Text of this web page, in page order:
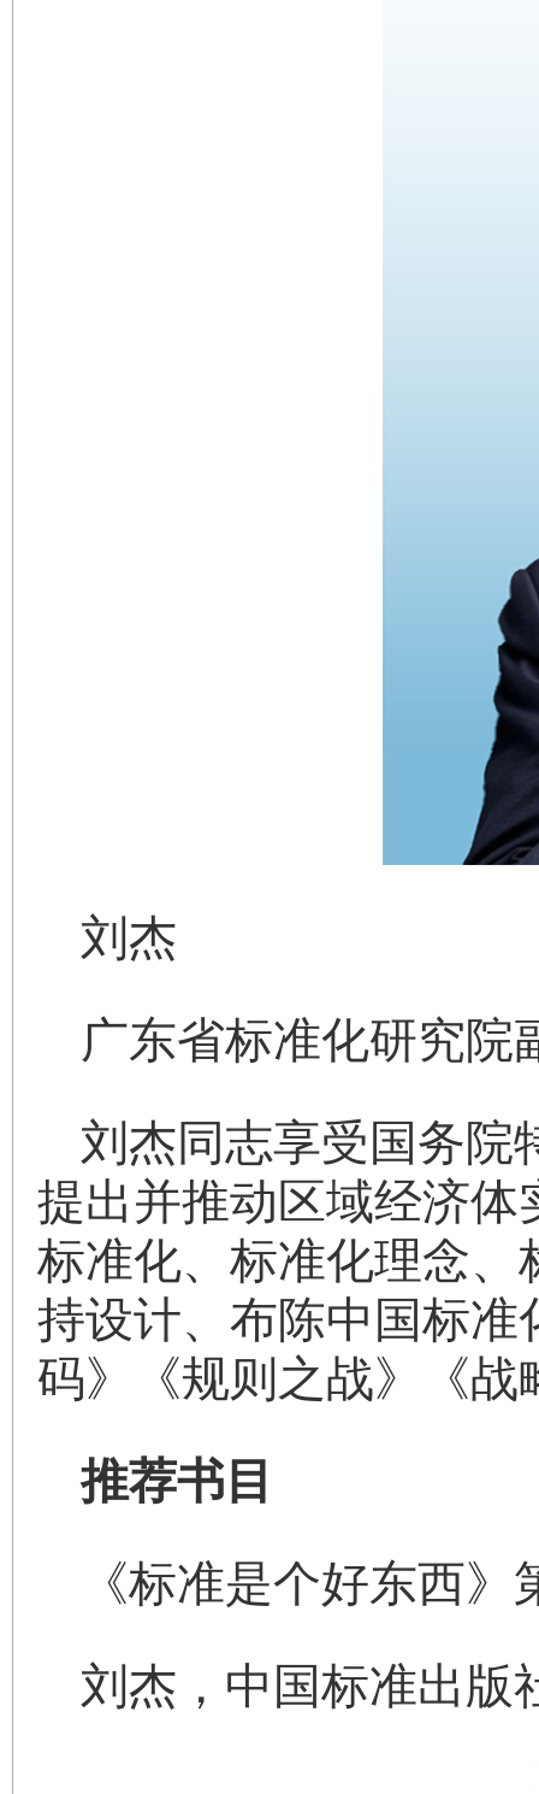
刘杰
广东省标准化研究院
刘杰同志享受国务院
提出并推动区域经济
标准化、标准化理念
持设计、布陈中国标
码》《规则之战》《
推荐书目
《标准是个好东西》
刘杰，中国标准出版